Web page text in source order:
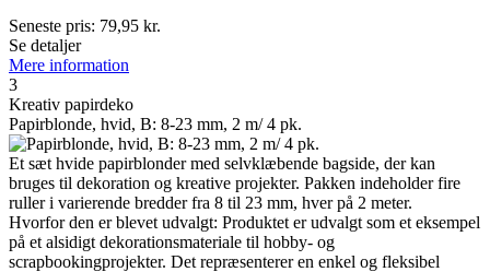
Seneste pris: 79,95 kr.
Se detaljer
Mere information
3
Kreativ papirdeko
Papirblonde, hvid, B: 8-23 mm, 2 m/ 4 pk.
Et sæt hvide papirblonder med selvklæbende bagside, der kan
bruges til dekoration og kreative projekter. Pakken indeholder fire
ruller i varierende bredder fra 8 til 23 mm, hver på 2 meter.
Hvorfor den er blevet udvalgt: Produktet er udvalgt som et eksempel
på et alsidigt dekorationsmateriale til hobby- og
scrapbookingprojekter. Det repræsenterer en enkel og fleksibel